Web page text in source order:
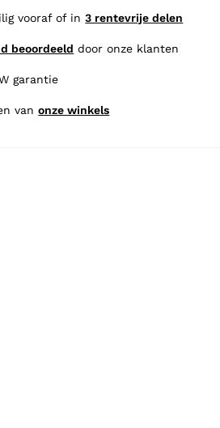
vooraf of in3 rentevrije delen
beoordeeld door onze klanten
garantie
vanonze winkels